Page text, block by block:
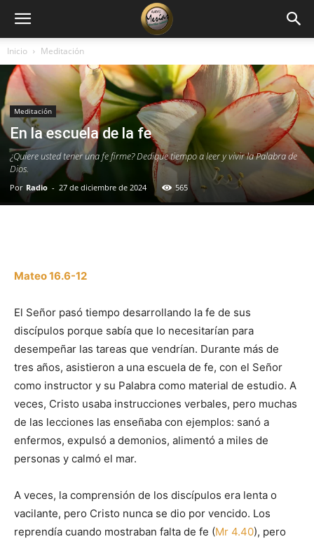
Inicio Meditación
Meditación
En la escuela de la fe
¿Quiere usted tener una fe firme? Dedique tiempo a leer y vivir la Palabra de
Dios.
Por Radio - 27 de diciembre de 2024 565
Mateo 16.6-12
El Señor pasó tiempo desarrollando la fe de sus
discípulos porque sabía que lo necesitarían para
desempeñar las tareas que vendrían. Durante más de
tres años, asistieron a una escuela de fe, con el Señor
como instructor y su Palabra como material de estudio. A
veces, Cristo usaba instrucciones verbales, pero muchas
de las lecciones las enseñaba con ejemplos: sanó a
enfermos, expulsó a demonios, alimentó a miles de
personas y calmó el mar.
A veces, la comprensión de los discípulos era lenta o
vacilante, pero Cristo nunca se dio por vencido. Los
reprendía cuando mostraban falta de fe (Mr 4.40), pero